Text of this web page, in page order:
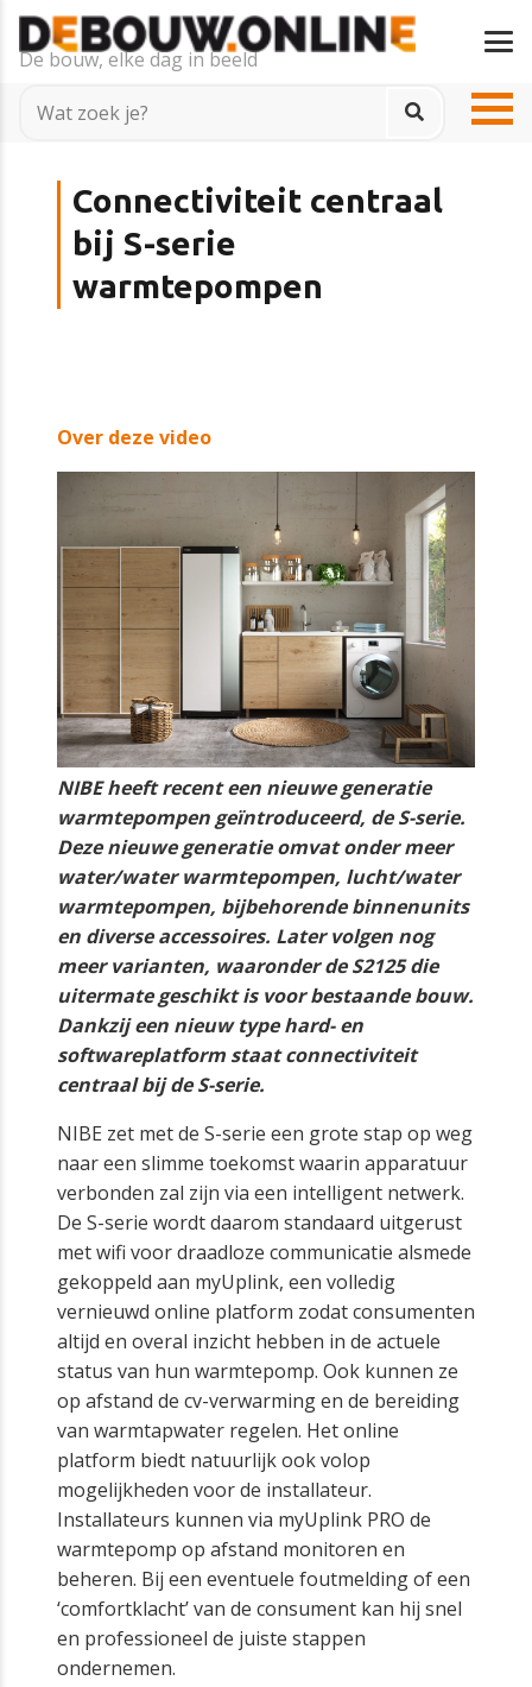
De bouw, elke dag in beeld
Connectiviteit centraal
bij S-serie
warmtepompen
Over deze video
NIBE heeft recent een nieuwe generatie
warmtepompen geïntroduceerd, de S-serie.
Deze nieuwe generatie omvat onder meer
water/water warmtepompen, lucht/water
warmtepompen, bijbehorende binnenunits
en diverse accessoires. Later volgen nog
meer varianten, waaronder de S2125 die
uitermate geschikt is voor bestaande bouw.
Dankzij een nieuw type hard- en
softwareplatform staat connectiviteit
centraal bij de S-serie.
NIBE zet met de S-serie een grote stap op weg
naar een slimme toekomst waarin apparatuur
verbonden zal zijn via een intelligent netwerk.
De S-serie wordt daarom standaard uitgerust
met wifi voor draadloze communicatie alsmede
gekoppeld aan myUplink, een volledig
vernieuwd online platform zodat consumenten
altijd en overal inzicht hebben in de actuele
status van hun warmtepomp. Ook kunnen ze
op afstand de cv-verwarming en de bereiding
van warmtapwater regelen. Het online
platform biedt natuurlijk ook volop
mogelijkheden voor de installateur.
Installateurs kunnen via myUplink PRO de
warmtepomp op afstand monitoren en
beheren. Bij een eventuele foutmelding of een
‘comfortklacht’ van de consument kan hij snel
en professioneel de juiste stappen
ondernemen.